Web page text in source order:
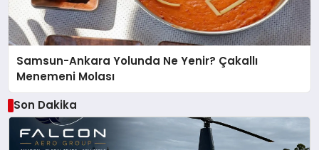
Samsun-Ankara Yolunda Ne Yenir? Çakallı
Menemeni Molası
Son Dakika